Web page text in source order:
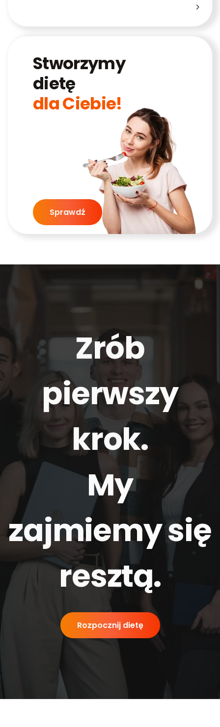
Stworzymy
dietę
dla Ciebie!
Sprawdź
Zrób
pierwszy
krok.
My
zajmiemy się
resztą.
Rozpocznij dietę